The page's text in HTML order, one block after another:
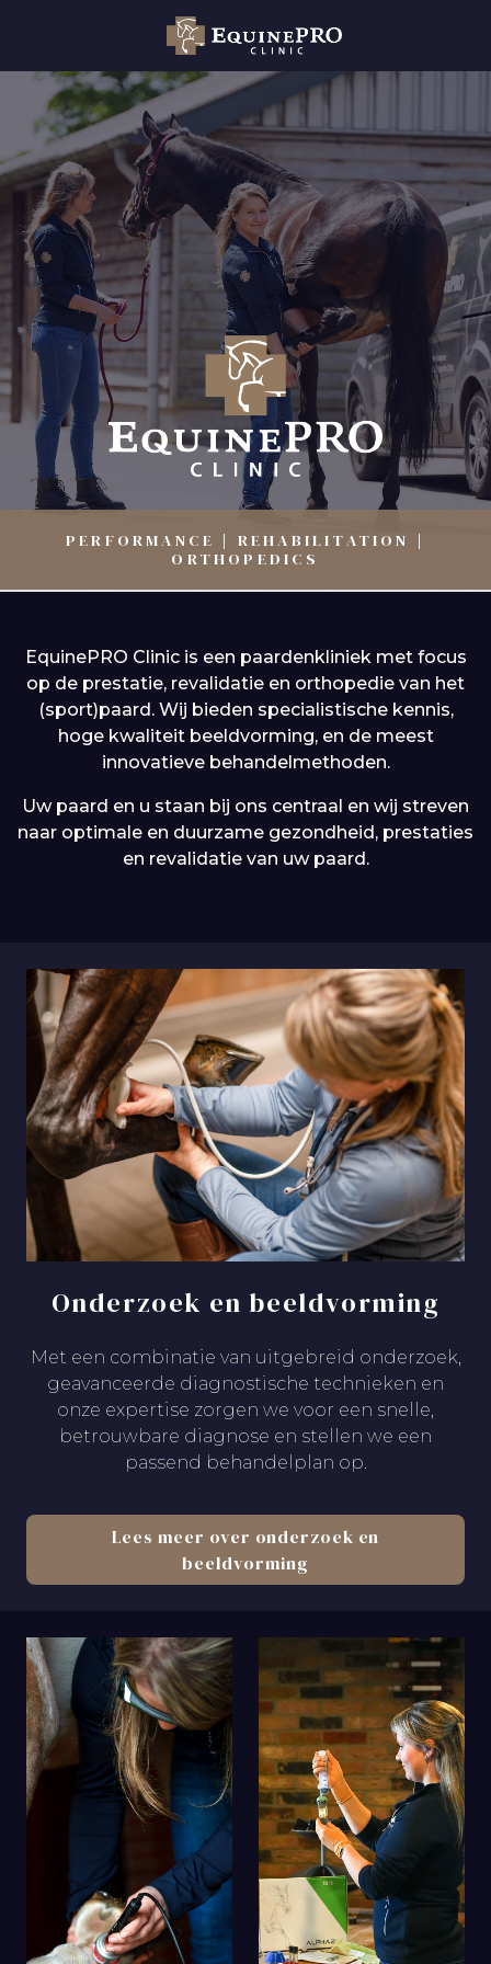
PERFORMANCE | REHABILITATION |
ORTHOPEDICS
EquinePRO Clinic is een paardenkliniek met focus
op de prestatie, revalidatie en orthopedie van het
(sport)paard. Wij bieden specialistische kennis,
hoge kwaliteit beeldvorming, en de meest
innovatieve behandelmethoden.
Uw paard en u staan bij ons centraal en wij streven
naar optimale en duurzame gezondheid, prestaties
en revalidatie van uw paard.
Onderzoek en beeldvorming
Met een combinatie van uitgebreid onderzoek,
geavanceerde diagnostische technieken en
onze expertise zorgen we voor een snelle,
betrouwbare diagnose en stellen we een
passend behandelplan op.
Lees meer over onderzoek en
beeldvorming